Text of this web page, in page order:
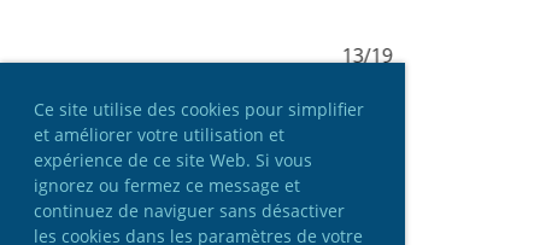
Ce site utilise des cookies pour simplifier
et améliorer votre utilisation et
expérience de ce site Web. Si vous
ignorez ou fermez ce message et
continuez de naviguer sans désactiver
les cookies dans les paramètres de votre
13/19